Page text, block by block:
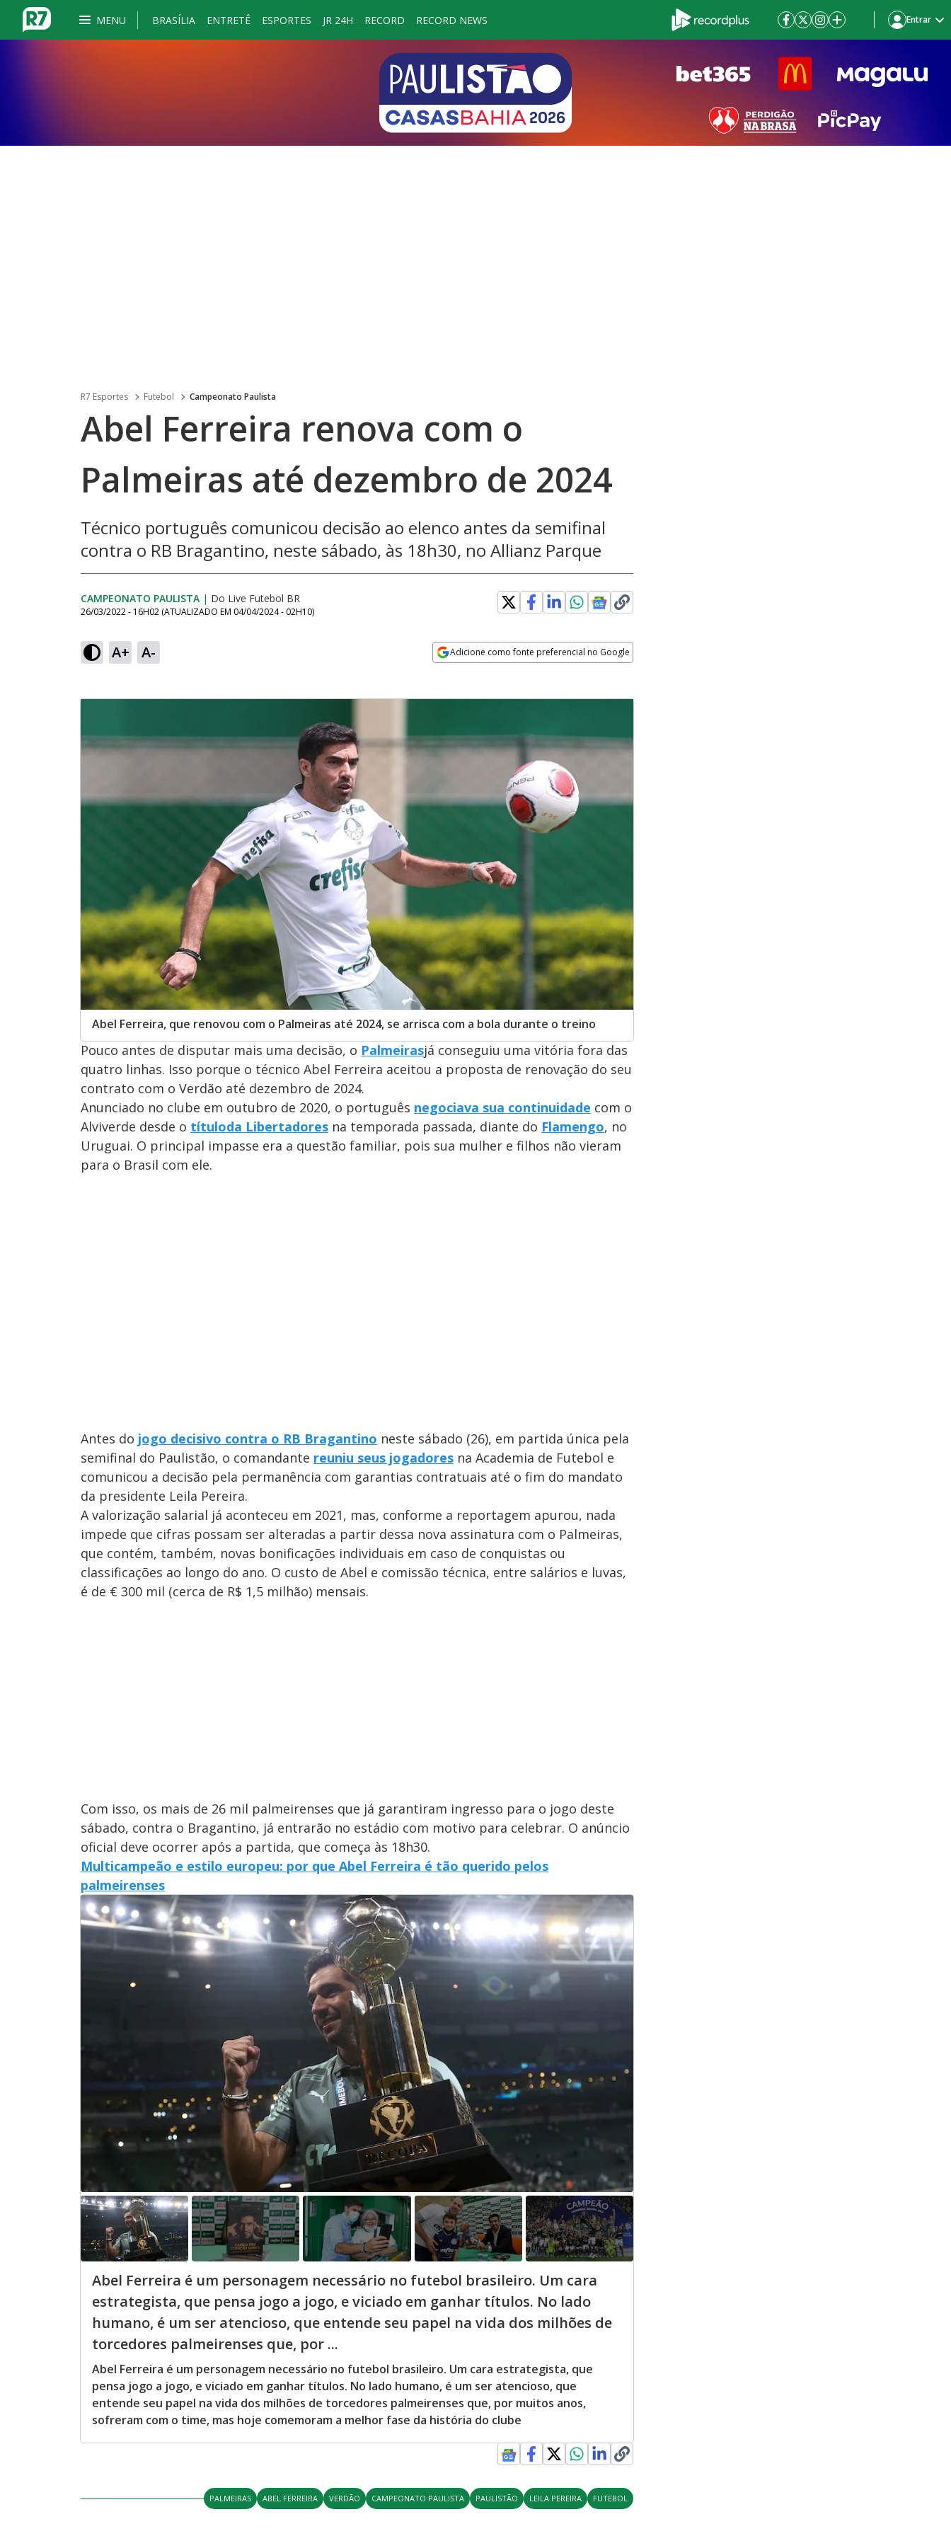
MENU BRASÍLIA ENTRETÊ ESPORTES JR 24H RECORD RECORD NEWS Entrar
R7 Esportes Futebol Campeonato Paulista
Abel Ferreira renova com o
Palmeiras até dezembro de 2024
Técnico português comunicou decisão ao elenco antes da semifinal
contra o RB Bragantino, neste sábado, às 18h30, no Allianz Parque
CAMPEONATO PAULISTA | Do Live Futebol BR
26/03/2022 - 16H02 (ATUALIZADO EM 04/04/2024 - 02H10)
A+ A- Adicione como fonte preferencial no Google
Abel Ferreira, que renovou com o Palmeiras até 2024, se arrisca com a bola durante o treino
Pouco antes de disputar mais uma decisão, o Palmeirasjá conseguiu uma vitória fora das
quatro linhas. Isso porque o técnico Abel Ferreira aceitou a proposta de renovação do seu
contrato com o Verdão até dezembro de 2024.
Anunciado no clube em outubro de 2020, o português negociava sua continuidade com o
Alviverde desde o títuloda Libertadores na temporada passada, diante do Flamengo, no
Uruguai. O principal impasse era a questão familiar, pois sua mulher e filhos não vieram
para o Brasil com ele.
Antes do jogo decisivo contra o RB Bragantino neste sábado (26), em partida única pela
semifinal do Paulistão, o comandante reuniu seus jogadores na Academia de Futebol e
comunicou a decisão pela permanência com garantias contratuais até o fim do mandato
da presidente Leila Pereira.
A valorização salarial já aconteceu em 2021, mas, conforme a reportagem apurou, nada
impede que cifras possam ser alteradas a partir dessa nova assinatura com o Palmeiras,
que contém, também, novas bonificações individuais em caso de conquistas ou
classificações ao longo do ano. O custo de Abel e comissão técnica, entre salários e luvas,
é de € 300 mil (cerca de R$ 1,5 milhão) mensais.
Com isso, os mais de 26 mil palmeirenses que já garantiram ingresso para o jogo deste
sábado, contra o Bragantino, já entrarão no estádio com motivo para celebrar. O anúncio
oficial deve ocorrer após a partida, que começa às 18h30.
Multicampeão e estilo europeu: por que Abel Ferreira é tão querido pelos
palmeirenses
Abel Ferreira é um personagem necessário no futebol brasileiro. Um cara
estrategista, que pensa jogo a jogo, e viciado em ganhar títulos. No lado
humano, é um ser atencioso, que entende seu papel na vida dos milhões de
torcedores palmeirenses que, por ...
Abel Ferreira é um personagem necessário no futebol brasileiro. Um cara estrategista, que
pensa jogo a jogo, e viciado em ganhar títulos. No lado humano, é um ser atencioso, que
entende seu papel na vida dos milhões de torcedores palmeirenses que, por muitos anos,
sofreram com o time, mas hoje comemoram a melhor fase da história do clube
PALMEIRAS ABEL FERREIRA VERDÃO CAMPEONATO PAULISTA PAULISTÃO LEILA PEREIRA FUTEBOL